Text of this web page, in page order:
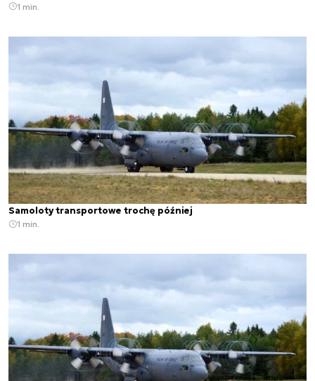
1 min.
Samoloty transportowe trochę później
1 min.